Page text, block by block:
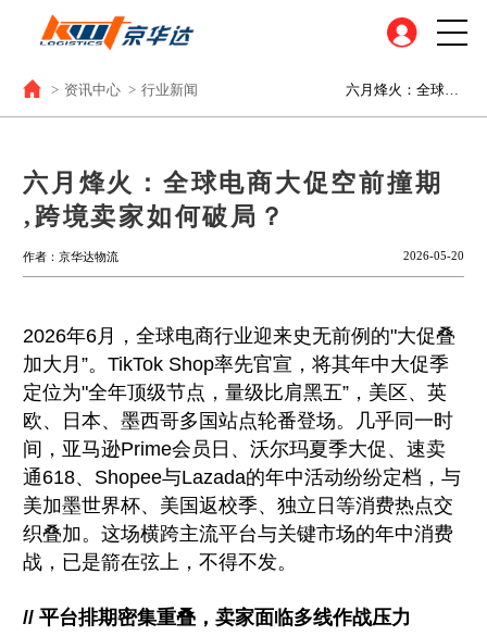
> 资讯中心 > 行业新闻
六月烽火：全球电商大促空前撞期
‚跨境卖家如何破局？
作者：京华达物流 2026-05-20
2026年6月，全球电商行业迎来史无前例的"大促叠
加大月”。TikTok Shop率先官宣，将其年中大促季
定位为"全年顶级节点，量级比肩黑五”，美区、英
欧、日本、墨西哥多国站点轮番登场。几乎同一时
间，亚马逊Prime会员日、沃尔玛夏季大促、速卖
通618、Shopee与Lazada的年中活动纷纷定档，与
美加墨世界杯、美国返校季、独立日等消费热点交
织叠加。这场横跨主流平台与关键市场的年中消费
战，已是箭在弦上，不得不发。
// 平台排期密集重叠，卖家面临多线作战压力